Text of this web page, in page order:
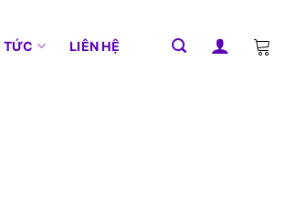
TỨC LIÊN HỆ